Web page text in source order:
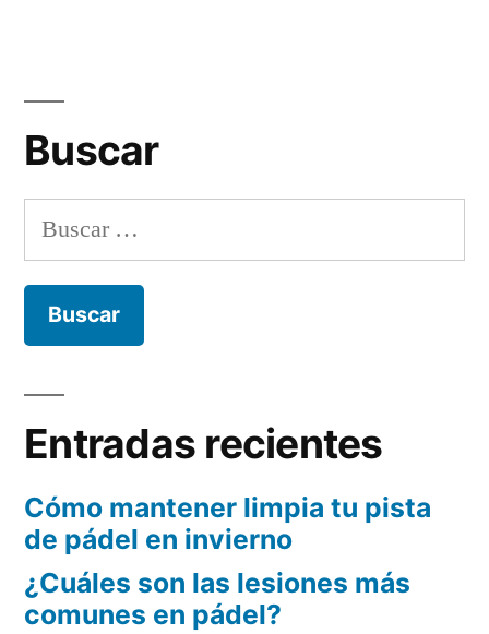
Buscar
Buscar:
Entradas recientes
Cómo mantener limpia tu pista
de pádel en invierno
¿Cuáles son las lesiones más
comunes en pádel?